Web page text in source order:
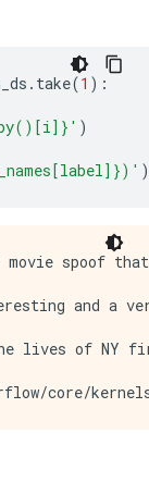
. take(1 ):
)
)
movie spoof
and a
the lives of